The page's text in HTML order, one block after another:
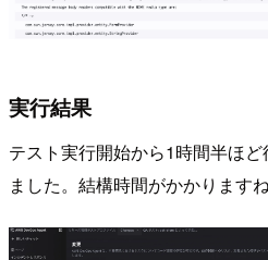
実行結果
テスト実行開始から1時間半ほ
ました。結構時間がかかりますね